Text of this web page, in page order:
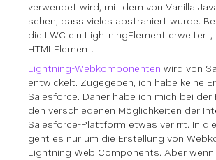
verwendet wird, mit dem von Vanilla
sehen, dass vieles abstrahiert wurde.
die LWC ein LightningElement
HTMLElement.
Lightning-Webkomponenten wird von
entwickelt. Zugegeben, ich habe keine
Salesforce. Daher habe ich mich bei der
den verschiedenen Möglichkeiten der
Salesforce-Plattform etwas verirrt. In
geht es nur um die Erstellung von
Lightning Web Components. Aber wenn